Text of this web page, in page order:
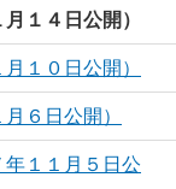
１４日公開）
１０日公開）
６日公開）
１１月５日公